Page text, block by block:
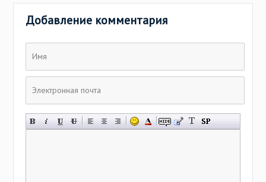
Добавление комментария